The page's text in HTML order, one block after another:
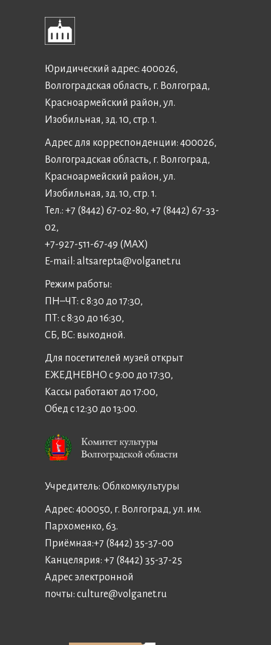
Юридический адрес: 400026,
Волгоградская область, г. Волгоград,
Красноармейский район, ул.
Изобильная, зд. 10, стр. 1.
Адрес для корреспонденции: 400026,
Волгоградская область, г. Волгоград,
Красноармейский район, ул.
Изобильная, зд. 10, стр. 1.
Тел.: +7 (8442) 67-02-80, +7 (8442) 67-33-
02,
+7-927-511-67-49 (MAX)
E-mail: altsarepta@volganet.ru
Режим работы:
ПН–ЧТ: с 8:30 до 17:30,
ПТ: с 8:30 до 16:30,
СБ, ВС: выходной.
Для посетителей музей открыт
ЕЖЕДНЕВНО с 9:00 до 17:30,
Кассы работают до 17:00,
Обед с 12:30 до 13:00.
Учредитель: Облкомкультуры
Адрес: 400050, г. Волгоград, ул. им.
Пархоменко, 63.
Приёмная:+7 (8442) 35-37-00
Канцелярия: +7 (8442) 35-37-25
Адрес электронной
почты: culture@volganet.ru